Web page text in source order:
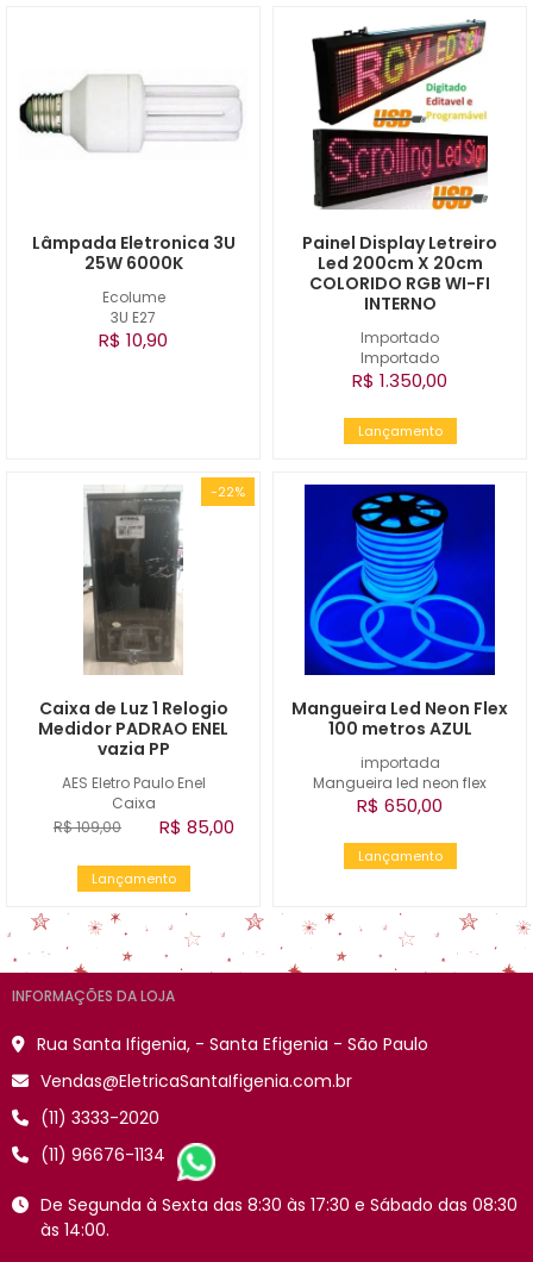
Ecolume
3U E27
Lâmpada Eletronica 3U
25W 6000K
R$ 10,90
Importado
Importado
Painel Display Letreiro
Led 200cm X 20cm
COLORIDO RGB WI-FI
INTERNO
R$ 1.350,00
Lançamento
-22%
AES Eletro Paulo Enel
Caixa
Caixa de Luz 1 Relogio
Medidor PADRAO ENEL
vazia PP
R$ 109,00 R$ 85,00
Lançamento
importada
Mangueira led neon flex
Mangueira Led Neon Flex
100 metros AZUL
R$ 650,00
Lançamento
INFORMAÇÕES DA LOJA
Rua Santa Ifigenia, - Santa Efigenia - São Paulo
Vendas@EletricaSantaIfigenia.com.br
(11) 3333-2020
(11) 96676-1134
De Segunda à Sexta das 8:30 às 17:30 e Sábado das 08:30
às 14:00.